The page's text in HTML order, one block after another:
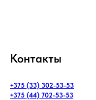
Контакты
+375 (33) 302-53-53
+375 (44) 702-53-53